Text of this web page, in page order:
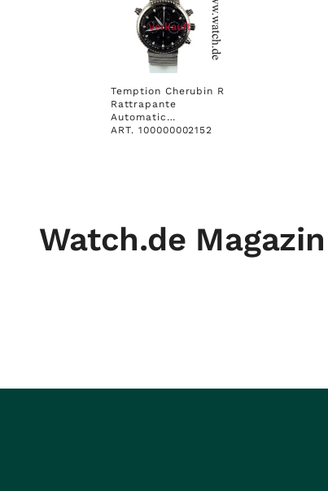
Verkauft
Temption Cherubin R
Rattrapante
Automatic
Chronograph 42mm
ART. 100000002152
Watch.de Magazin